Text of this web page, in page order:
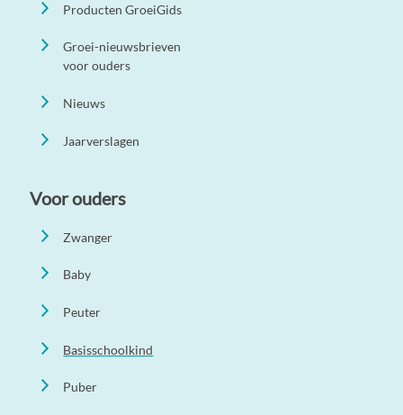
Producten GroeiGids
Groei-nieuwsbrieven
voor ouders
Nieuws
Jaarverslagen
Voor ouders
Zwanger
Baby
Peuter
Basisschoolkind
Puber